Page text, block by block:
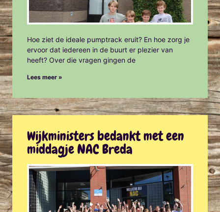
Hoe ziet de ideale pumptrack eruit? En hoe zorg je
ervoor dat iedereen in de buurt er plezier van
heeft? Over die vragen gingen de
Lees meer »
Wijkministers bedankt met een
middagje NAC Breda